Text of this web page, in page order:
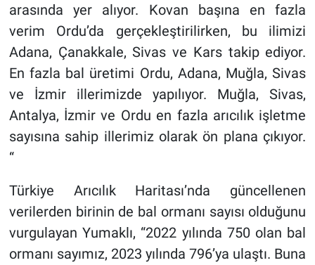
arasında yer alıyor. Kovan başına en fazla
verim Ordu’da gerçekleştirilirken, bu ilimizi
Adana, Çanakkale, Sivas ve Kars takip ediyor.
En fazla bal üretimi Ordu, Adana, Muğla, Sivas
ve İzmir illerimizde yapılıyor. Muğla, Sivas,
Antalya, İzmir ve Ordu en fazla arıcılık işletme
sayısına sahip illerimiz olarak ön plana çıkıyor.
“
Türkiye Arıcılık Haritası’nda güncellenen
verilerden birinin de bal ormanı sayısı olduğunu
vurgulayan Yumaklı, “2022 yılında 750 olan bal
ormanı sayımız, 2023 yılında 796’ya ulaştı. Buna